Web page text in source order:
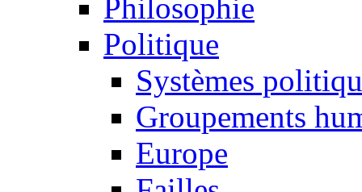
Philosophie
Politique
Systèmes
Groupements
Europe